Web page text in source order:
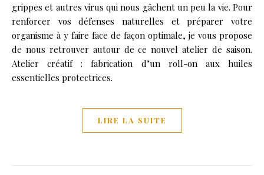
grippes et autres virus qui nous gâchent un peu la vie. Pour
renforcer vos défenses naturelles et préparer votre
organisme à y faire face de façon optimale, je vous propose
de nous retrouver autour de ce nouvel atelier de saison.
Atelier créatif : fabrication d’un roll-on aux huiles
essentielles protectrices.
LIRE LA SUITE